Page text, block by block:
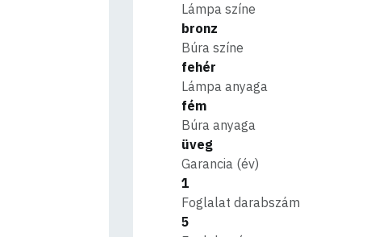
Lámpa színe
bronz
Búra színe
fehér
Lámpa anyaga
fém
Búra anyaga
üveg
Garancia (év)
1
Foglalat darabszám
5